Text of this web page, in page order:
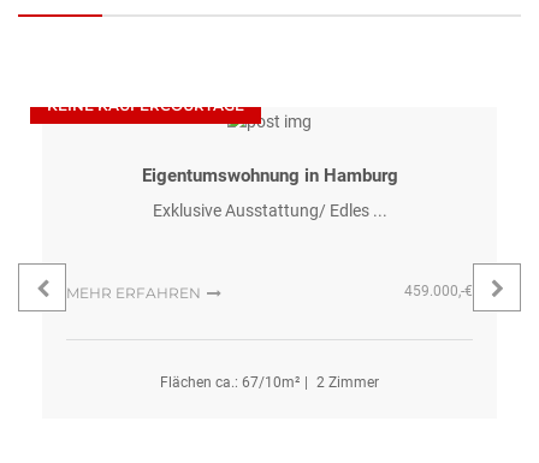
KEINE KÄUFERCOURTAGE
Eigentumswohnung in Hamburg
Exklusive Ausstattung/ Edles ...
MEHR ERFAHREN 459.000,-€
Flächen ca.: 67/10m² 2 Zimmer